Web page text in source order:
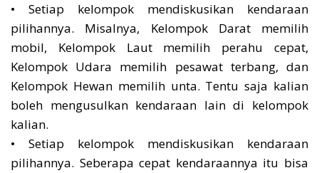
• Setiap kelompok mendiskusikan kendaraan
pilihannya. Misalnya, Kelompok Darat memilih
mobil, Kelompok Laut memilih perahu cepat,
Kelompok Udara memilih pesawat terbang, dan
Kelompok Hewan memilih unta. Tentu saja kalian
boleh mengusulkan kendaraan lain di kelompok
kalian.
• Setiap kelompok mendiskusikan kendaraan
pilihannya. Seberapa cepat kendaraannya itu bisa